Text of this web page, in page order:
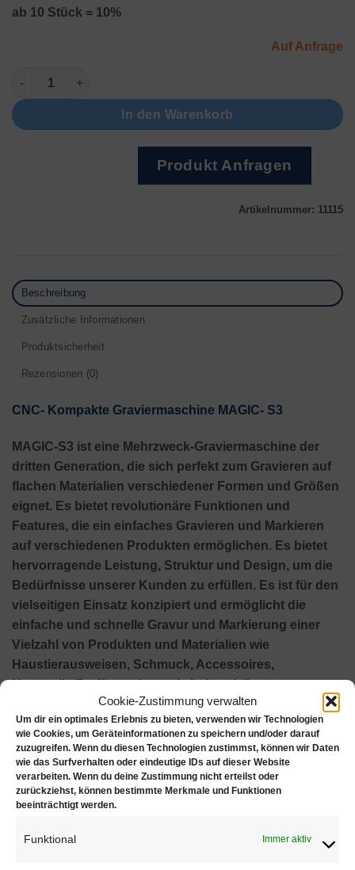
Cookie-Zustimmung verwalten
Um dir ein optimales Erlebnis zu bieten, verwenden wir Technologien
wie Cookies, um Geräteinformationen zu speichern und/oder darauf
zuzugreifen. Wenn du diesen Technologien zustimmst, können wir Daten
wie das Surfverhalten oder eindeutige IDs auf dieser Website
verarbeiten. Wenn du deine Zustimmung nicht erteilst oder
zurückziehst, können bestimmte Merkmale und Funktionen
beeinträchtigt werden.
Funktional Immer aktiv
ab 10 Stück = 10%
Auf Anfrage
Magic- S3 Menge
In den Warenkorb
Produkt Anfragen
Artikelnummer: 11115
Beschreibung
Zusätzliche Informationen
Produktsicherheit
Rezensionen (0)
CNC- Kompakte Graviermaschine MAGIC- S3
MAGIC-S3 ist eine Mehrzweck-Graviermaschine der
dritten Generation, die sich perfekt zum Gravieren auf
flachen Materialien verschiedener Formen und Größen
eignet. Es bietet revolutionäre Funktionen und
Features, die ein einfaches Gravieren und Markieren
auf verschiedenen Produkten ermöglichen. Es bietet
hervorragende Leistung, Struktur und Design, um die
Bedürfnisse unserer Kunden zu erfüllen. Es ist für den
vielseitigen Einsatz konzipiert und ermöglicht die
einfache und schnelle Gravur und Markierung einer
Vielzahl von Produkten und Materialien wie
Haustierausweisen, Schmuck, Accessoires,
Kosmetik-/Parfümetuis sowie industriellen
Namensschildern und Teilen.
Fortschrittliche und innovative Funktionen
MAGIC-S3 bietet innovative Funktionen,
herausragende Leistung, höhere Auflösung und
Qualität, hervorragende strukturelle Stabilität und
modernes ästhetisches Design.
neuesten Technologie neu entworfen und gebaut.